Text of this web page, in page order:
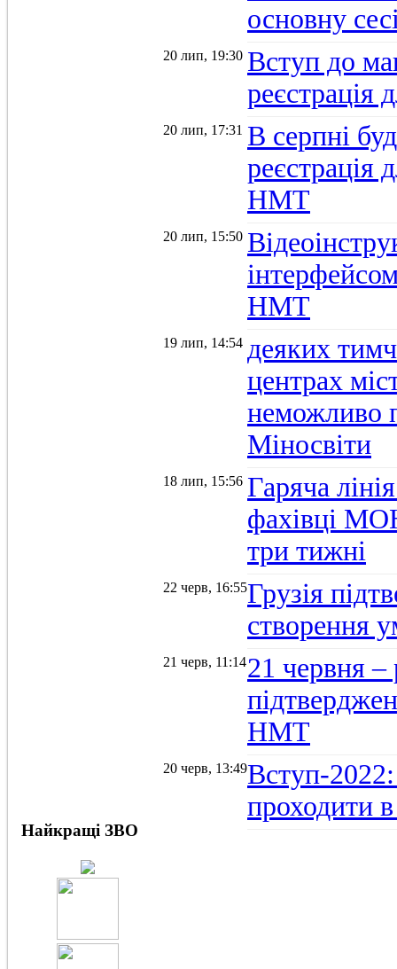
основну
20 лип, 19:30 Вступ до
20 лип, 17:31 В серпні
реєстрація
НМТ
20 лип, 15:50
НМТ
19 лип, 14:54 деяких
центрах
неможливо
Міносвіти
18 лип, 15:56 Гаряча
фахівці
три тижні
22 черв, 16:55Грузія
створення
21 черв, 11:1421 червня –
НМТ
20 черв, 13:49Вступ-
проходити в
Найкращі ЗВО